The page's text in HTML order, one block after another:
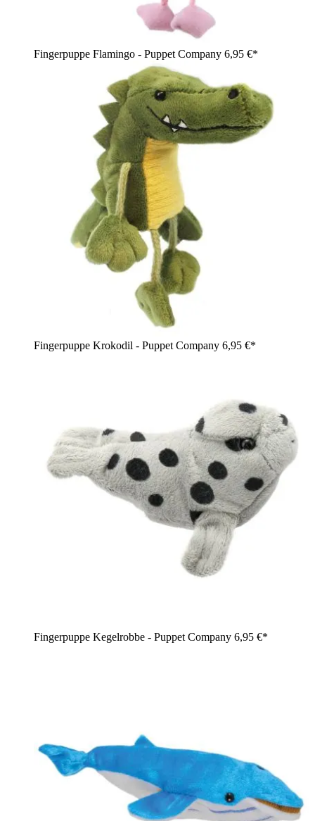
Fingerpuppe Flamingo - Puppet Company 6,95 €*
Fingerpuppe Krokodil - Puppet Company 6,95 €*
Fingerpuppe Kegelrobbe - Puppet Company 6,95 €*